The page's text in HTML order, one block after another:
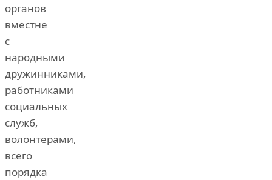
органов
вместне
с
народными
дружинниками,
работниками
социальных
служб,
волонтерами,
всего
порядка